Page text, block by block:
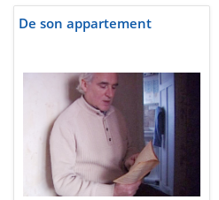
De son appartement